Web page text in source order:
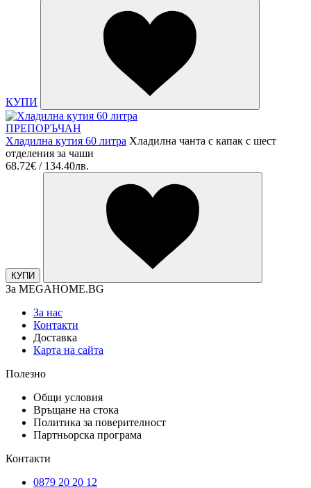
КУПИ
ПРЕПОРЪЧАН
Хладилна кутия 60 литра Хладилна чанта с капак с шест
отделения за чаши
68.72€ / 134.40лв.
КУПИ
За MEGAHOME.BG
За нас
Контакти
Доставка
Карта на сайта
Полезно
Общи условия
Връщане на стока
Политика за поверителност
Партньорска програма
Контакти
0879 20 20 12